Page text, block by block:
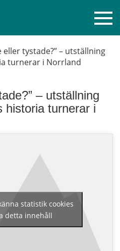
eller tystade?” – utställning
turnerar i Norrland
– utställning
historia turnerar i
statistik cookies
detta innehåll